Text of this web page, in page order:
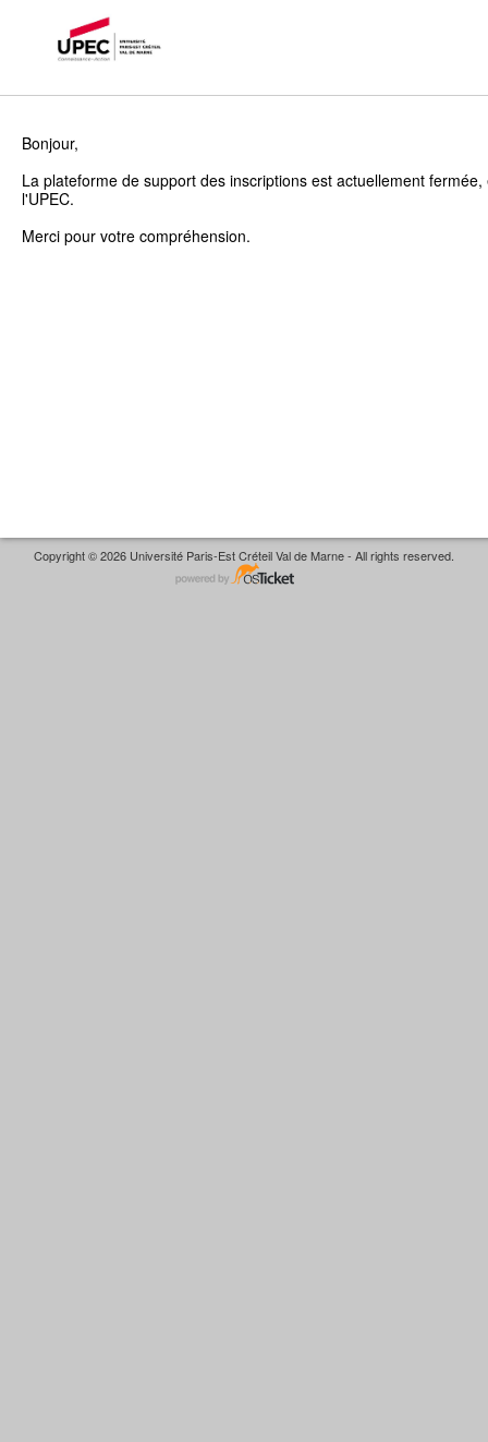
Bonjour,
La plateforme de support des inscriptions est actuellement
l'UPEC.
Merci pour votre compréhension.
Copyright © 2026 Université Paris-Est Créteil Val de Marne - All rights reserved.